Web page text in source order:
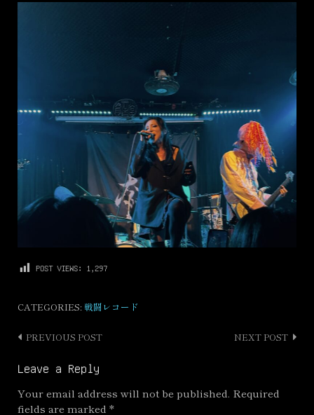
POST VIEWS: 1,297
CATEGORIES: 戦闘レコード
Post
PREVIOUS POST NEXT POST
Leave a Reply
Your email address will not be published. Required
fields are marked *